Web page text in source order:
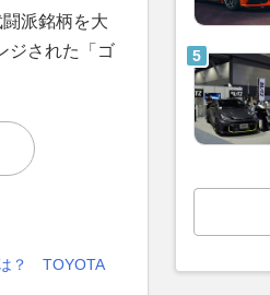
派銘柄を大
ジされた「ゴ
？ TOYOTA